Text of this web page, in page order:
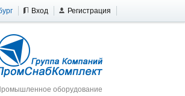
Вход Регистрация
оборудование